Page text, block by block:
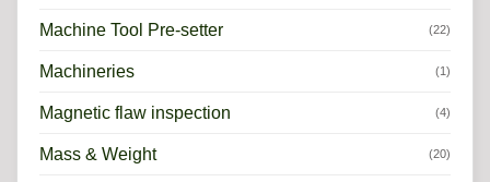
Machine Tool Pre-setter (22)
Machineries (1)
Magnetic flaw inspection (4)
Mass & Weight (20)